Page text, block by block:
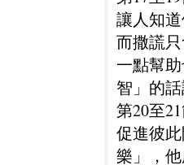
讓人知
而撒謊
一點幫
智」的
第20至
促進彼
樂」，